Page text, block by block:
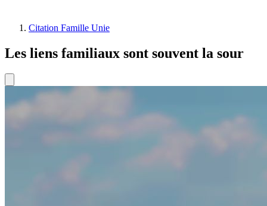
Citation Famille Unie
Les liens familiaux sont souvent la sour